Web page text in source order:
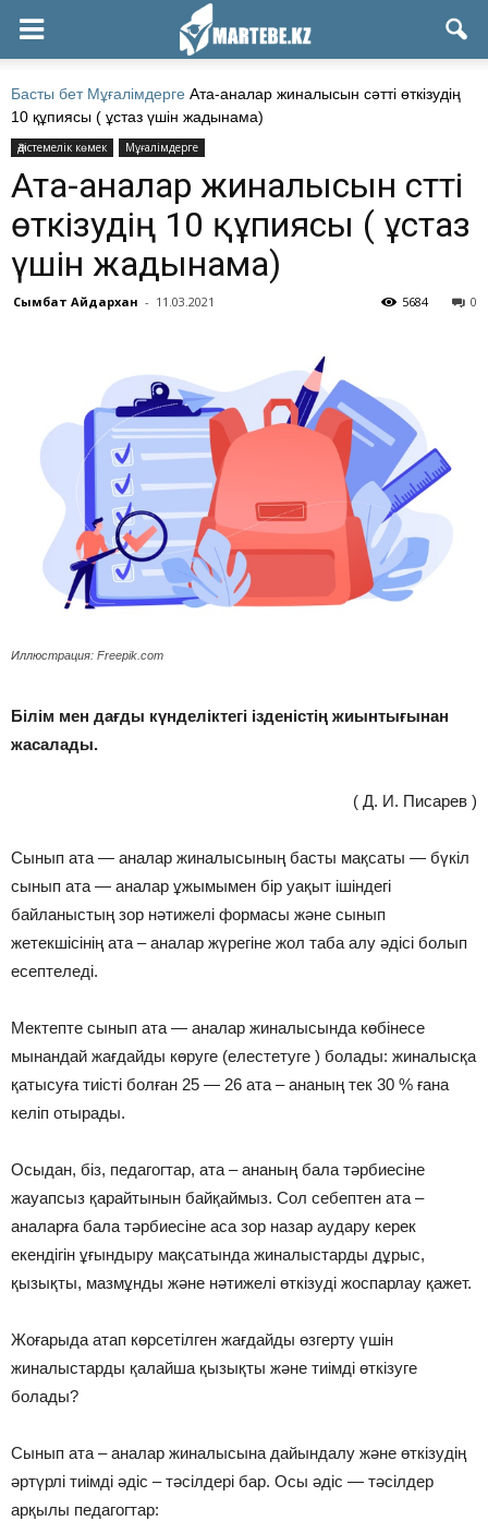
Басты бет Мұғалімдерге Ата-аналар жиналысын сәтті өткізудің
10 құпиясы ( ұстаз үшін жадынама)
Әдістемелік көмек Мұғалімдерге
Ата-аналар жиналысын сәтті
өткізудің 10 құпиясы ( ұстаз
үшін жадынама)
Сымбат Айдархан - 11.03.2021 0
5684
Иллюстрация: Freepik.com
Білім мен дағды күнделіктегі ізденістің жиынтығынан
жасалады.
( Д. И. Писарев )
Сынып ата — аналар жиналысының басты мақсаты — бүкіл
сынып ата — аналар ұжымымен бір уақыт ішіндегі
байланыстың зор нәтижелі формасы және сынып
жетекшісінің ата – аналар жүрегіне жол таба алу әдісі болып
есептеледі.
Мектепте сынып ата — аналар жиналысында көбінесе
мынандай жағдайды көруге (елестетуге ) болады: жиналысқа
қатысуға тиісті болған 25 — 26 ата – ананың тек 30 % ғана
келіп отырады.
Осыдан, біз, педагогтар, ата – ананың бала тәрбиесіне
жауапсыз қарайтынын байқаймыз. Сол себептен ата –
аналарға бала тәрбиесіне аса зор назар аудару керек
екендігін ұғындыру мақсатында жиналыстарды дұрыс,
қызықты, мазмұнды және нәтижелі өткізуді жоспарлау қажет.
Жоғарыда атап көрсетілген жағдайды өзгерту үшін
жиналыстарды қалайша қызықты және тиімді өткізуге
болады?
Сынып ата – аналар жиналысына дайындалу және өткізудің
әртүрлі тиімді әдіс – тәсілдері бар. Осы әдіс — тәсілдер
арқылы педагогтар: